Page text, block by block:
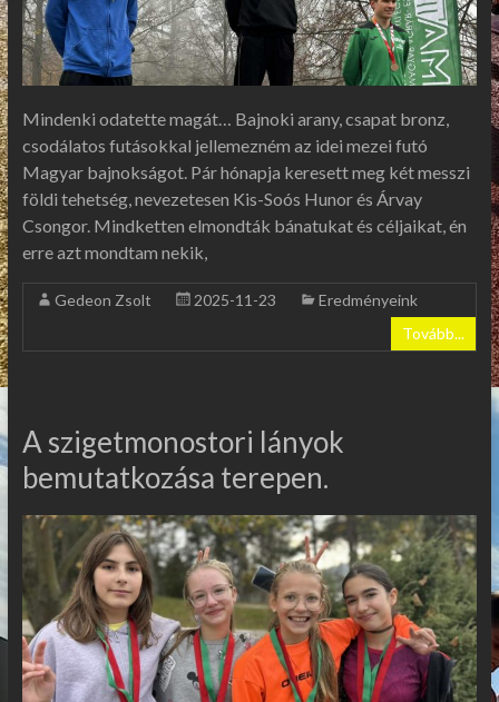
Mindenki odatette magát… Bajnoki arany, csapat bronz,
csodálatos futásokkal jellemezném az idei mezei futó
Magyar bajnokságot. Pár hónapja keresett meg két messzi
földi tehetség, nevezetesen Kis-Soós Hunor és Árvay
Csongor. Mindketten elmondták bánatukat és céljaikat, én
erre azt mondtam nekik,
Gedeon Zsolt 2025-11-23
Eredményeink
Tovább...
A szigetmonostori lányok
bemutatkozása terepen.